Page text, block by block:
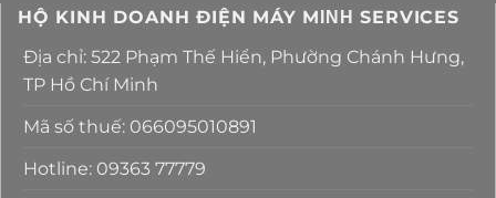
HỘ KINH DOANH ĐIỆN MÁY MΙΝΗ SERVICES
Địa chỉ: 522 Phạm Thế Hiển, Phường Chánh Hưng,
TP Hồ Chí Minh
Mã số thuế: 066095010891
Hotline: 09363 77779